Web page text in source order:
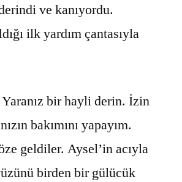
ve kanıyordu.
ilk yardım çantasıyla
bir hayli derin. İzin
bakımını yapayım.
geldiler. Aysel’in acıyla
birden bir gülücük